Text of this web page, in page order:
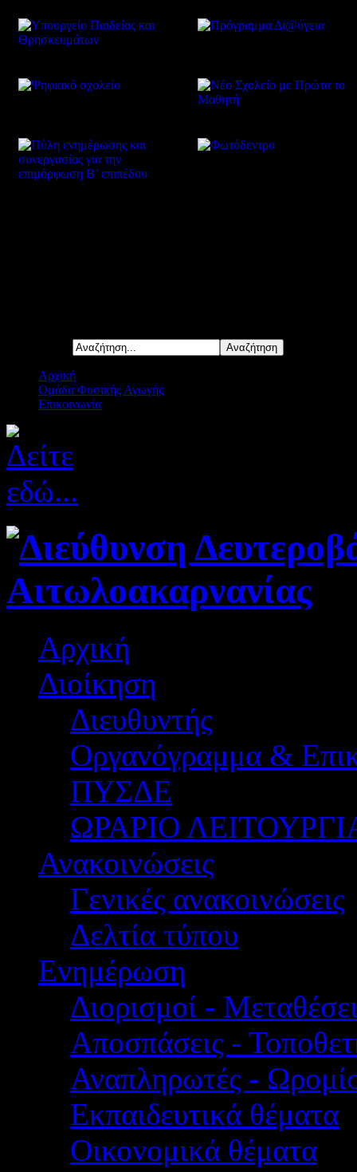
Αρχική
Ομάδα Φυσικής Αγωγής
Επικοινωνία
Αρχική
Διοίκηση
Διευθυντής
Οργανόγραμμα &
ΠΥΣΔΕ
ΩΡΑΡΙΟ
Ανακοινώσεις
Γενικές ανακοινώσεις
Δελτία τύπου
Ενημέρωση
Διορισμοί -
Αποσπάσεις -
Αναπληρωτές -
Εκπαιδευτικά θέματα
Οικονομικά θέματα